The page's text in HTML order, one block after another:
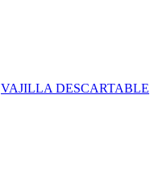
VAJILLA DESCARTABLE